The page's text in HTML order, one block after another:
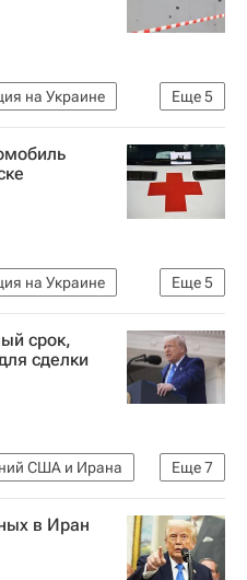
Еще5
на Украине
Россия
Еще5
на Украине
Республика
Происшествия
срок,
сделки
Еще7
США и Ирана
Дональд Трамп
Война Израиля и Ирана: последние новости о конфликте
в Иран